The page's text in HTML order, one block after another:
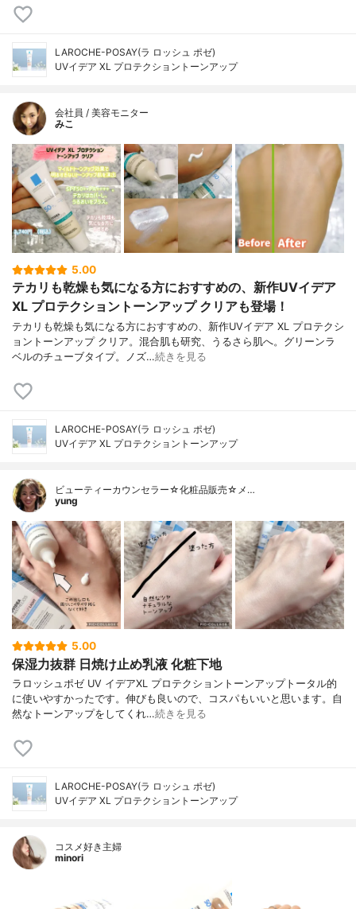
LAROCHE-POSAY(ラ ロッシュ ポゼ)
UVイデア XL プロテクショントーンアップ
会社員 / 美容モニター
みこ
5.00
テカリも乾燥も気になる方におすすめの、新作UVイデア
XL プロテクショントーンアップ クリアも登場！
テカリも乾燥も気になる方におすすめの、新作UVイデア XL プロテクシ
ョントーンアップ クリア。混合肌も研究、うるさら肌へ。グリーンラ
ベルのチューブタイプ。ノズ…続きを見る
LAROCHE-POSAY(ラ ロッシュ ポゼ)
UVイデア XL プロテクショントーンアップ
ビューティーカウンセラー☆化粧品販売☆メ…
yung
5.00
保湿力抜群 日焼け止め乳液 化粧下地
ラロッシュポゼ UV イデアXL プロテクショントーンアップトータル的
に使いやすかったです。伸びも良いので、コスパもいいと思います。自
然なトーンアップをしてくれ…続きを見る
LAROCHE-POSAY(ラ ロッシュ ポゼ)
UVイデア XL プロテクショントーンアップ
コスメ好き主婦
minori